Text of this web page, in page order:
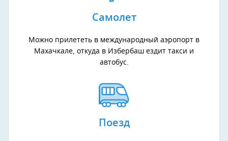
Самолет
Можно прилететь в международный аэропорт в
Махачкале, откуда в Избербаш ездит такси и
автобус.
Поезд